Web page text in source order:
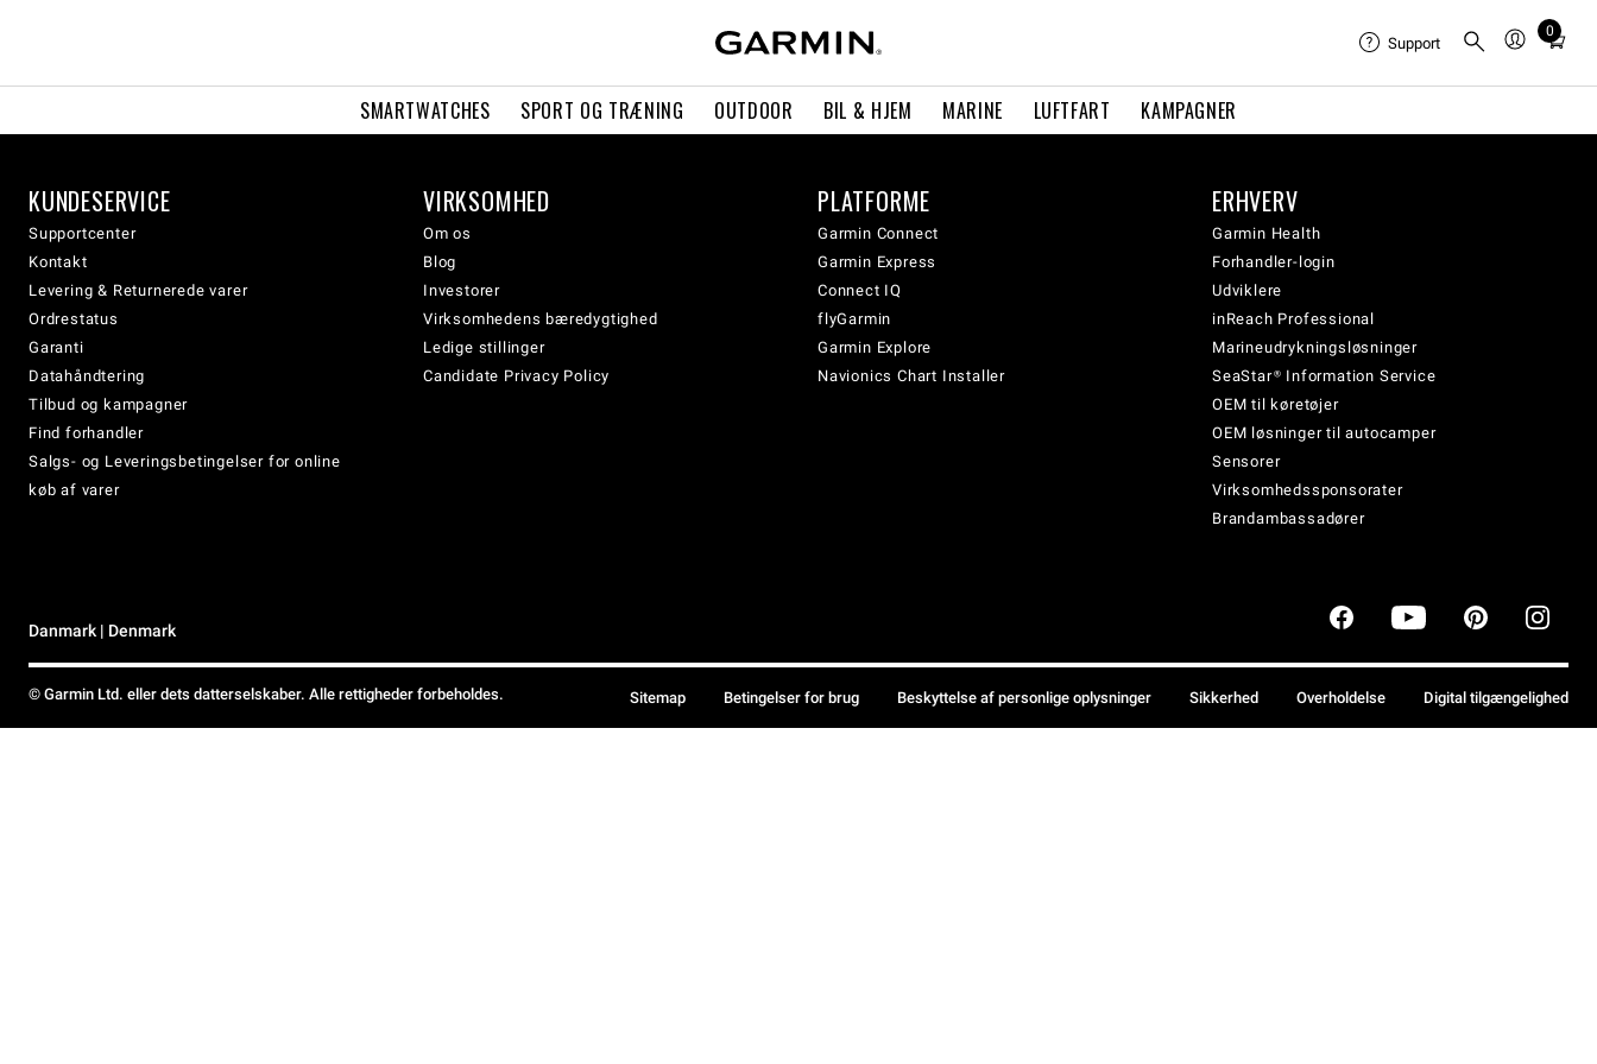
SMARTWATCHES SPORT OG TRÆNING OUTDOOR BIL & HJEM MARINE LUFTFART KAMPAGNER
Support
0
Total
in
KUNDESERVICE
Supportcenter
Kontakt
Levering & Returnerede varer
Ordrestatus
Garanti
Datahåndtering
Tilbud og kampagner
Find forhandler
Salgs- og Leveringsbetingelser for online
køb af varer
VIRKSOMHED
Om os
Blog
Investorer
Virksomhedens bæredygtighed
Ledige stillinger
Candidate Privacy Policy
PLATFORME
Garmin Connect
Garmin Express
Connect IQ
flyGarmin
Garmin Explore
Navionics Chart Installer
ERHVERV
Garmin Health
Forhandler-login
Udviklere
inReach Professional
Marineudrykningsløsninger
SeaStar® Information Service
OEM til køretøjer
OEM løsninger til autocamper
Sensorer
Virksomhedssponsorater
Brandambassadører
Danmark | Denmark
© Garmin Ltd. eller dets datterselskaber. Alle rettigheder forbeholdes. Sitemap Betingelser for brug Beskyttelse af personlige oplysninger Sikkerhed Overholdelse Digital tilgængelighed